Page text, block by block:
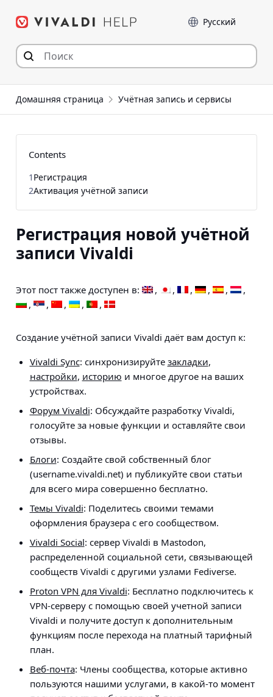
Language
Домашняя страница Учётная запись и сервисы
Регистрация новой учётной
записи Vivaldi
Этот пост также доступен в:
Создание учётной записи Vivaldi даёт вам доступ к:
Vivaldi Sync: синхронизируйте закладки,
настройки, историю и многое другое на ваших
устройствах.
Форум Vivaldi: Обсуждайте разработку Vivaldi,
голосуйте за новые функции и оставляйте свои
отзывы.
Блоги: Создайте свой собственный блог
(username.vivaldi.net) и публикуйте свои статьи
для всего мира совершенно бесплатно.
Темы Vivaldi: Поделитесь своими темами
оформления браузера с его сообществом.
Vivaldi Social: сервер Vivaldi в Mastodon,
распределенной социальной сети, связывающей
сообществ Vivaldi с другими узлами Fediverse.
Proton VPN для Vivaldi: Бесплатно подключитесь к
VPN-серверу с помощью своей учетной записи
Vivaldi и получите доступ к дополнительным
функциям после перехода на платный тарифный
план.
Веб-почта: Члены сообщества, которые активно
пользуются нашими услугами, в какой-то момент
Contents
1 Регистрация
2Активация учётной записи